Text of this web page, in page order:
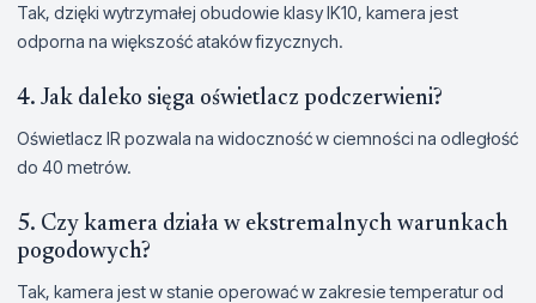
Tak, dzięki wytrzymałej obudowie klasy IK10, kamera jest
odporna na większość ataków fizycznych.
4. Jak daleko sięga oświetlacz podczerwieni?
Oświetlacz IR pozwala na widoczność w ciemności na odległość
do 40 metrów.
5. Czy kamera działa w ekstremalnych warunkach
pogodowych?
Tak, kamera jest w stanie operować w zakresie temperatur od